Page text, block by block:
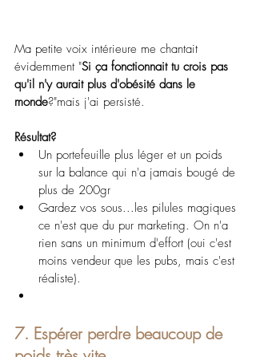
Ma petite voix intérieure me chantait
évidemment "Si ça fonctionnait tu crois pas
qu'il n'y aurait plus d'obésité dans le
monde?"mais j'ai persisté.
Résultat?
Un portefeuille plus léger et un poids
sur la balance qui n'a jamais bougé de
plus de 200gr
Gardez vos sous...les pilules magiques
ce n'est que du pur marketing. On n'a
rien sans un minimum d'effort (oui c'est
moins vendeur que les pubs, mais c'est
réaliste).
7. Espérer perdre beaucoup de